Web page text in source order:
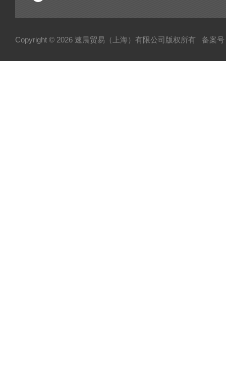
Copyright © 2026 速晨贸易（上海）有限公司版权所有 备案号